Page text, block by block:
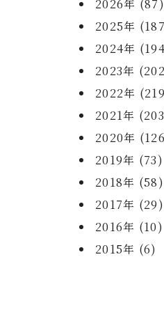
2026年 (87)
2025年
2024年
2023年
2022年
2021年
2020年
2019年 (73)
2018年 (58)
2017年 (29)
2016年 (10)
2015年 (6)